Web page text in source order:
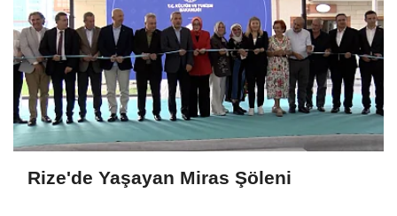
Rize'de Yaşayan Miras Şöleni